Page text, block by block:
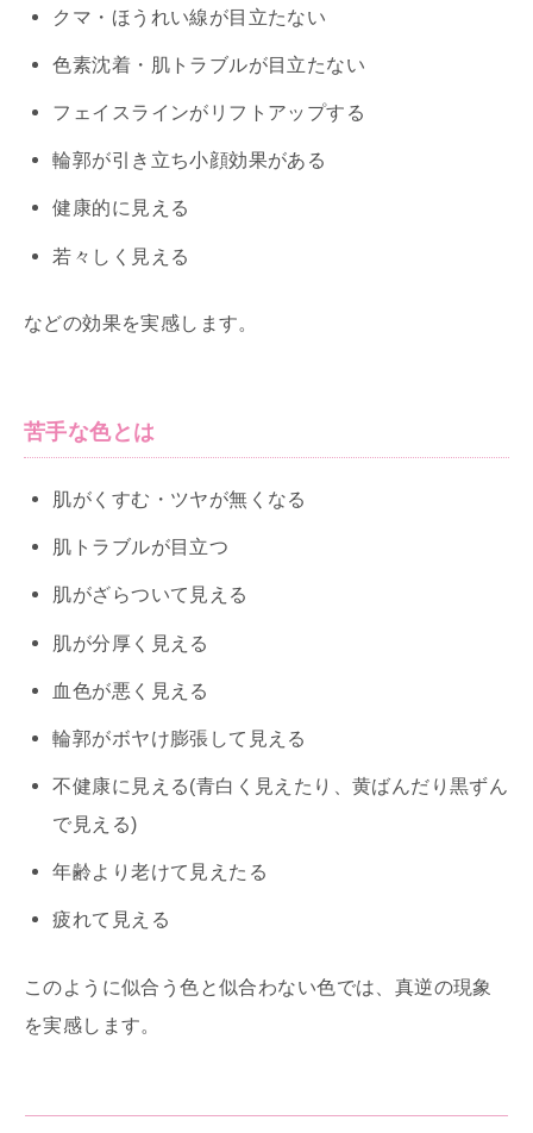
クマ・ほうれい線が目立たない
色素沈着・肌トラブルが目立たない
フェイスラインがリフトアップする
輪郭が引き立ち小顔効果がある
健康的に見える
若々しく見える
などの効果を実感します。
苦手な色とは
肌がくすむ・ツヤが無くなる
肌トラブルが目立つ
肌がざらついて見える
肌が分厚く見える
血色が悪く見える
輪郭がボヤけ膨張して見える
不健康に見える(青白く見えたり、黄ばんだり黒ずん
で見える)
年齢より老けて見えたる
疲れて見える
このように似合う色と似合わない色では、真逆の現象
を実感します。